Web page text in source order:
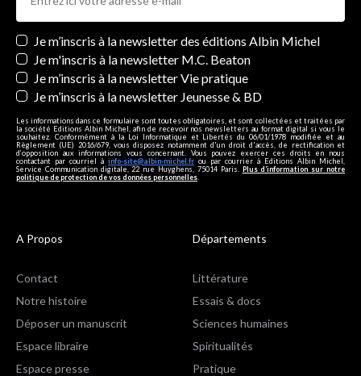
Newsletters
Je m’inscris à la newsletter des éditions Albin Michel
Je m'inscris à la newsletter M.C. Beaton
Je m’inscris à la newsletter Vie pratique
Je m’inscris à la newsletter Jeunesse & BD
Les informations dans ce formulaire sont toutes obligatoires, et sont collectées et traitées par
la société Editions Albin Michel, afin de recevoir nos newsletters au format digital si vous le
souhaitez. Conformément à la Loi Informatique et Libertés du 06/01/1978 modifiée et au
Règlement (UE) 2016/679, vous disposez notamment d'un droit d'accès, de rectification et
d’opposition aux informations vous concernant. Vous pouvez exercer ces droits en nous
contactant par courriel à info-site@albin-michel.fr ou par courrier à Editions Albin Michel,
Service Communication digitale, 22 rue Huyghens, 75014 Paris. Plus d’information sur notre
politique de protection de vos données personnelles
A Propos
Contact
Notre histoire
Déposer un manuscrit
Espace libraire
Espace presse
Départements
Littérature
Essais & docs
Sciences humaines
Spiritualités
Pratique